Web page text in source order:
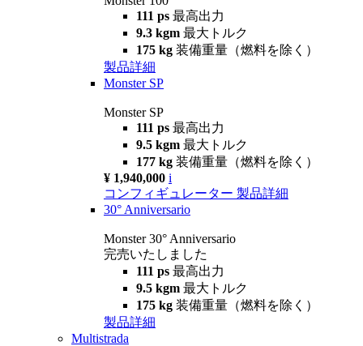
111 ps 最高出力
9.3 kgm 最大トルク
175 kg 装備重量（燃料を除く）
製品詳細
Monster SP
Monster SP
111 ps 最高出力
9.5 kgm 最大トルク
177 kg 装備重量（燃料を除く）
¥ 1,940,000 i
コンフィギュレーター 製品詳細
30° Anniversario
Monster 30° Anniversario
完売いたしました
111 ps 最高出力
9.5 kgm 最大トルク
175 kg 装備重量（燃料を除く）
製品詳細
Multistrada